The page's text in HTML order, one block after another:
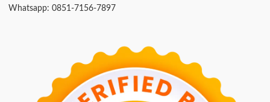
Whatsapp: 0851-7156-7897